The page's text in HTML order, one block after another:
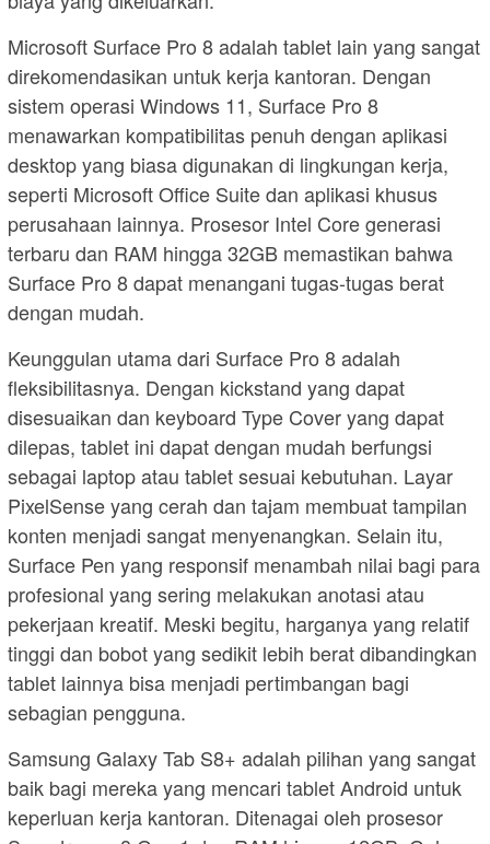
Microsoft Surface Pro 8 adalah tablet lain yang sangat
direkomendasikan untuk kerja kantoran. Dengan
sistem operasi Windows 11, Surface Pro 8
menawarkan kompatibilitas penuh dengan aplikasi
desktop yang biasa digunakan di lingkungan kerja,
seperti Microsoft Office Suite dan aplikasi khusus
perusahaan lainnya. Prosesor Intel Core generasi
terbaru dan RAM hingga 32GB memastikan bahwa
Surface Pro 8 dapat menangani tugas-tugas berat
dengan mudah.
Keunggulan utama dari Surface Pro 8 adalah
fleksibilitasnya. Dengan kickstand yang dapat
disesuaikan dan keyboard Type Cover yang dapat
dilepas, tablet ini dapat dengan mudah berfungsi
sebagai laptop atau tablet sesuai kebutuhan. Layar
PixelSense yang cerah dan tajam membuat tampilan
konten menjadi sangat menyenangkan. Selain itu,
Surface Pen yang responsif menambah nilai bagi para
profesional yang sering melakukan anotasi atau
pekerjaan kreatif. Meski begitu, harganya yang relatif
tinggi dan bobot yang sedikit lebih berat dibandingkan
tablet lainnya bisa menjadi pertimbangan bagi
sebagian pengguna.
Samsung Galaxy Tab S8+ adalah pilihan yang sangat
baik bagi mereka yang mencari tablet Android untuk
keperluan kerja kantoran. Ditenagai oleh prosesor